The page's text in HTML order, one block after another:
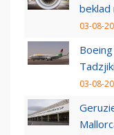
03-08-
03-08-